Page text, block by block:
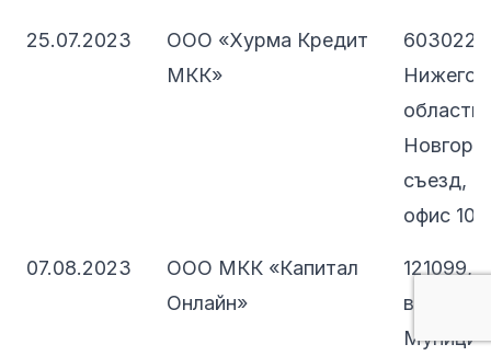
25.07.2023
ООО «Хурма Кредит
МКК»
603022,
съезд,
офис 103
07.08.2023
ООО МКК «Капитал
Онлайн»
121099,
вн.тер.г.